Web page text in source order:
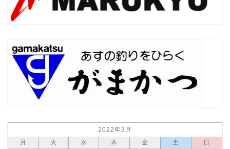
2022年3月
月
火 水 木 金 土
日